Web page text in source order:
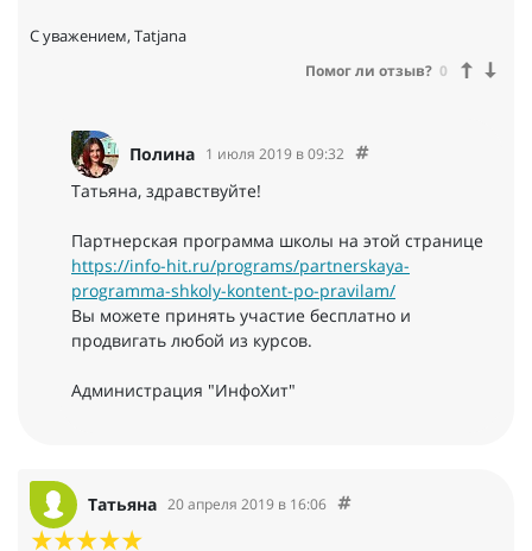
С уважением, Tatjana
Помог ли отзыв? 0
Полина 1 июля 2019 в 09:32
Татьяна, здравствуйте!
Партнерская программа школы на этой странице
https://info-hit.ru/programs/partnerskaya-
programma-shkoly-kontent-po-pravilam/
Вы можете принять участие бесплатно и
продвигать любой из курсов.
Администрация "ИнфоХит"
Татьяна 20 апреля 2019 в 16:06